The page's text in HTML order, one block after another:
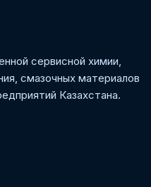
сервисной химии,
смазочных материалов
Казахстана.